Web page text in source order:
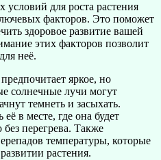
для роста растения
факторов. Это поможет
здоровое развитие вашей
этих факторов позволит
неё.
яркое, но
солнечные лучи могут
темнеть и засыхать.
в месте, где она будет
без перегрева. Также
температуры, которые
растения.